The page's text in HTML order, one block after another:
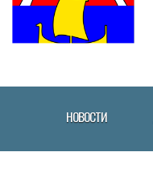
НОВОСТИ